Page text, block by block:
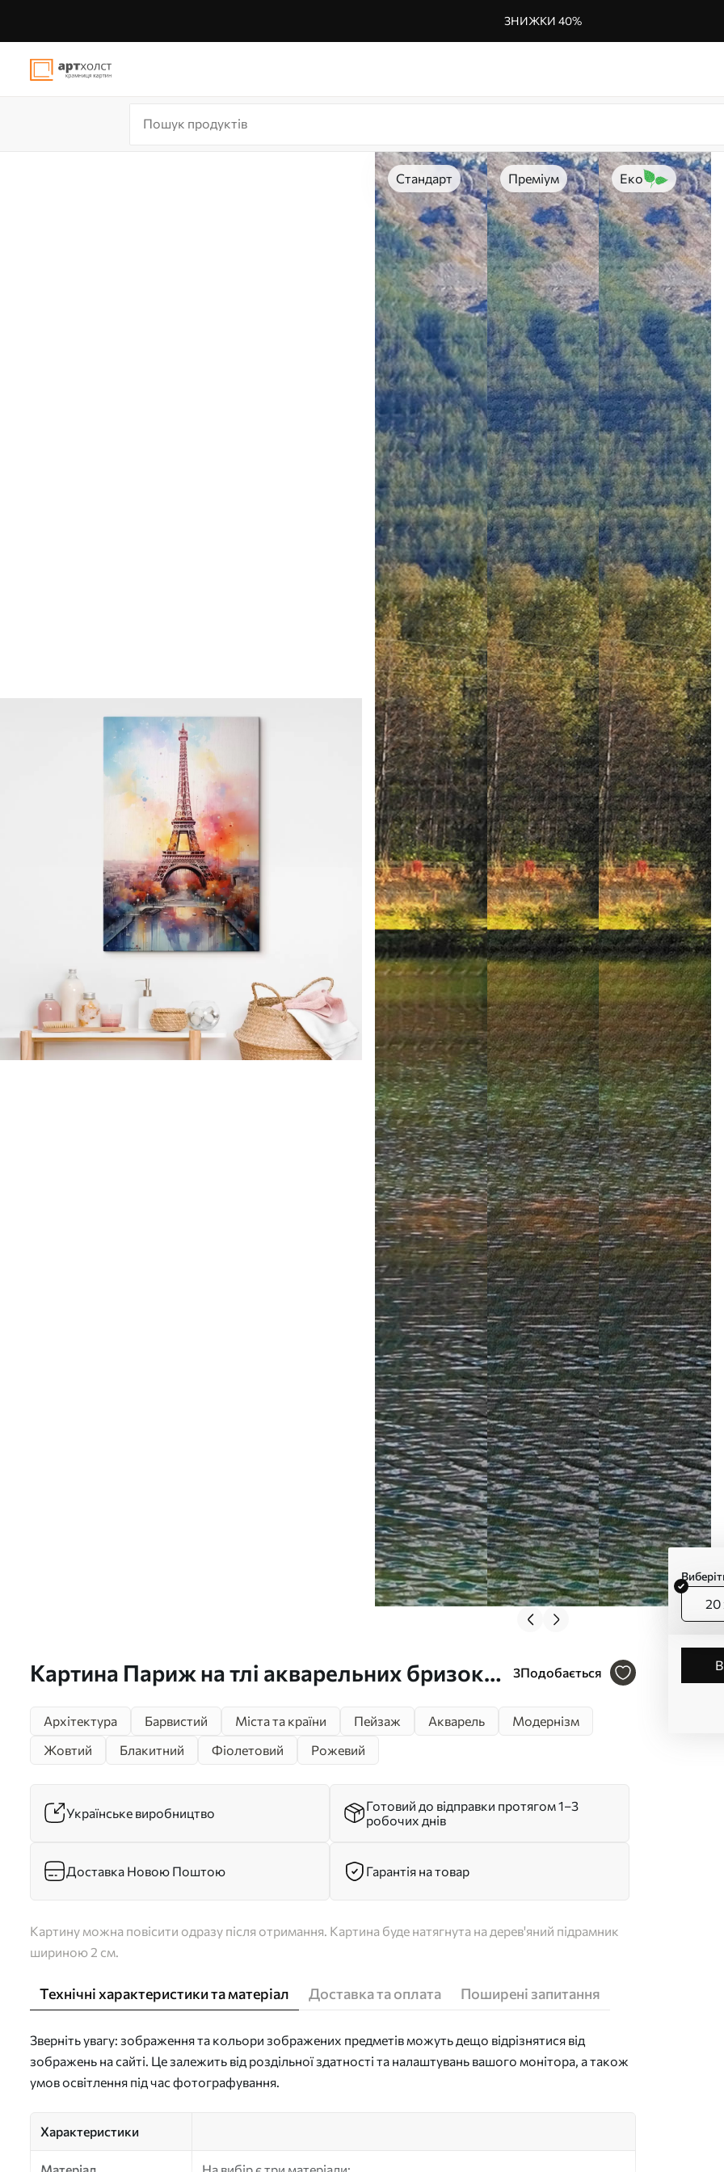
ЗНИЖКИ 40%
Стандарт Преміум Еко
Картина Париж на тлі акварельних бризок
3Подобається
20
Архітектура Барвистий Міста та країни Пейзаж Акварель
Модернізм
Жовтий
Блакитний Фіолетовий Рожевий
Українське виробництво
Готовий до відправки протягом 1–3
робочих днів
Доставка Новою Поштою Гарантія на товар
Картину можна повісити одразу після отримання. Картина буде натягнута на дерев'яний підрамник
шириною 2 см.
Технічні характеристики та матеріал Доставка та оплата Поширені запитання
Зверніть увагу: зображення та кольори зображених предметів можуть дещо відрізнятися від
зображень на сайті. Це залежить від роздільної здатності та налаштувань вашого монітора, а також
умов освітлення під час фотографування.
Характеристики